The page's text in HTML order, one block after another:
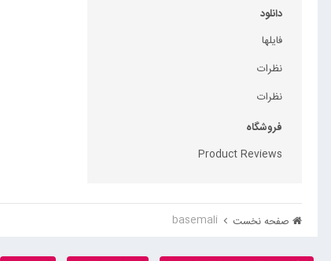
دانلود
فایلها
نظرات
نظرات
فروشگاه
Product Reviews
صفحه نخست basemali